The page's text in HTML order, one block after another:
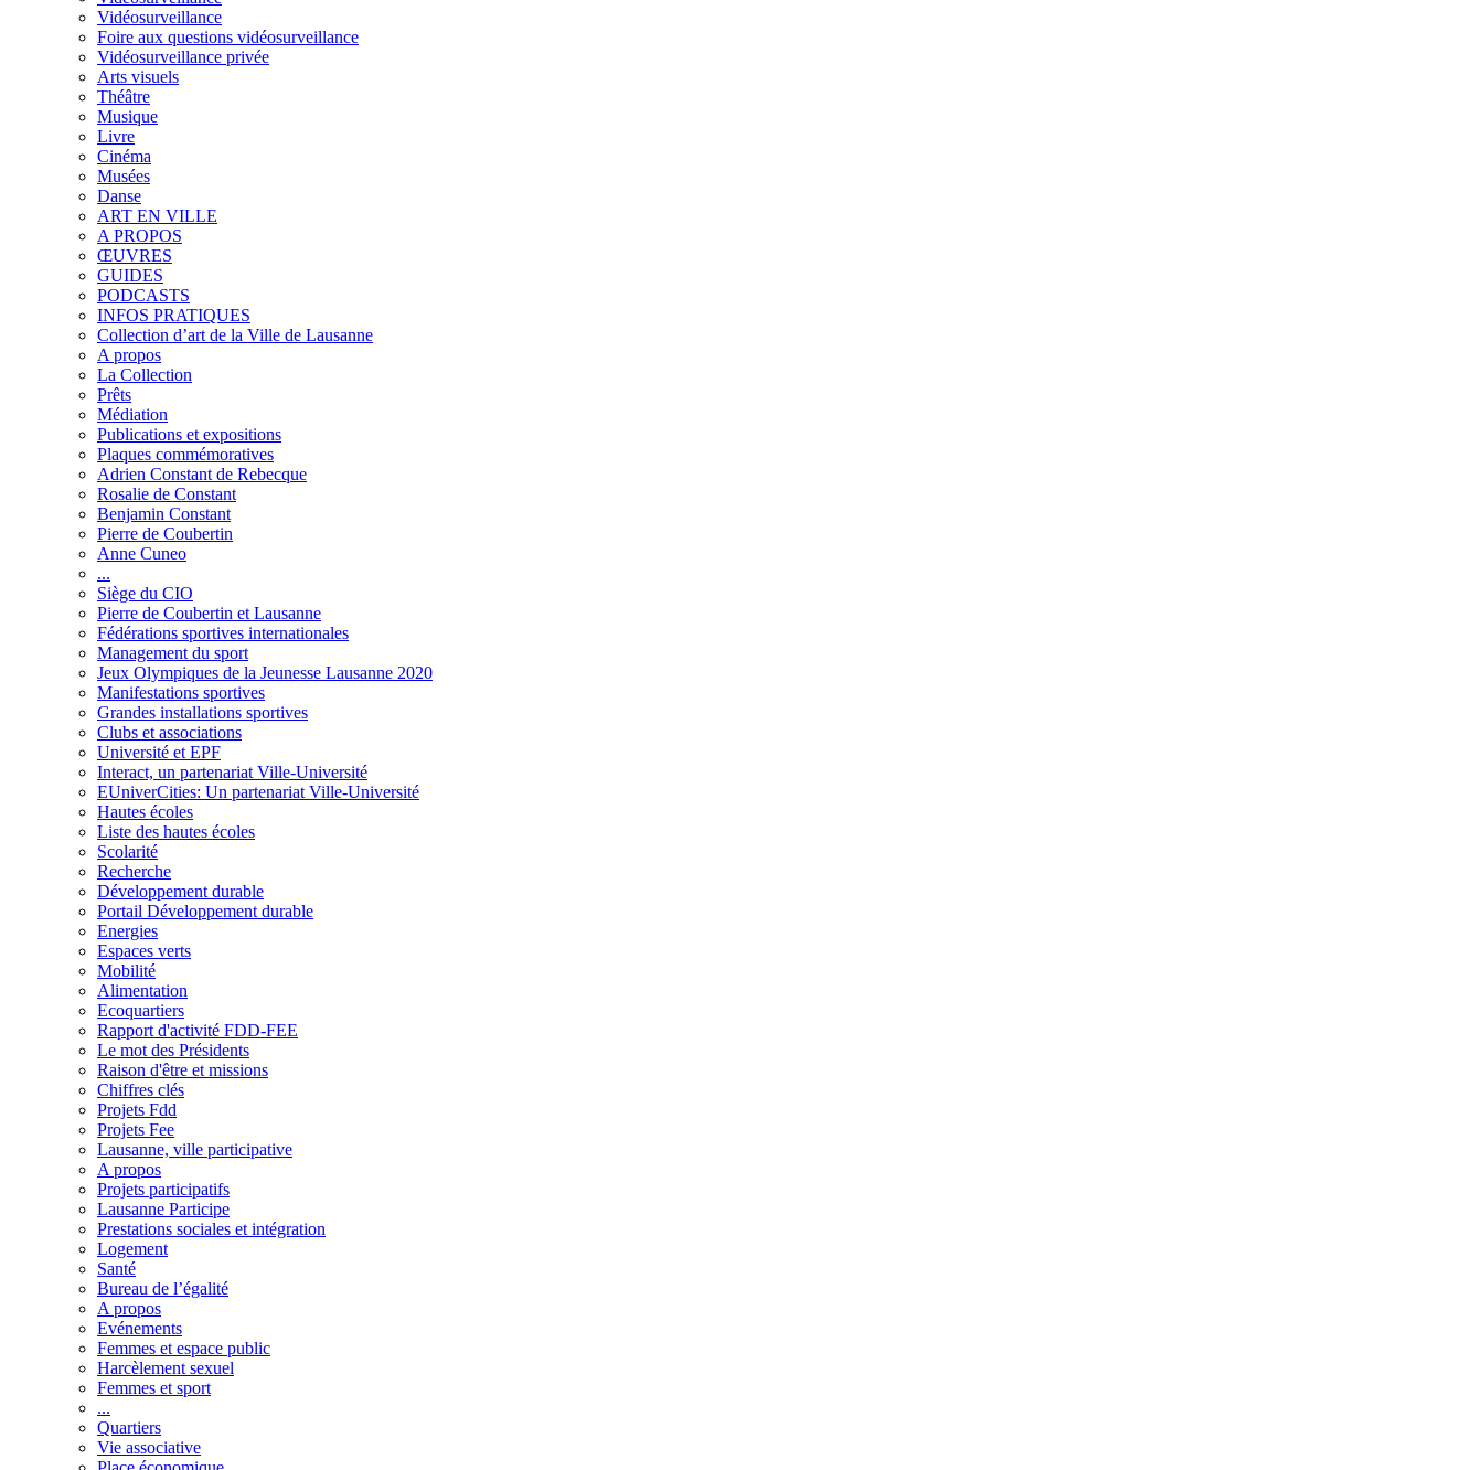
Vidéosurveillance
Foire aux questions vidéosurveillance
Vidéosurveillance privée
Arts visuels
Théâtre
Musique
Livre
Cinéma
Musées
Danse
ART EN VILLE
A PROPOS
ŒUVRES
GUIDES
PODCASTS
INFOS PRATIQUES
Collection d’art de la Ville de Lausanne
A propos
La Collection
Prêts
Médiation
Publications et expositions
Plaques commémoratives
Adrien Constant de Rebecque
Rosalie de Constant
Benjamin Constant
Pierre de Coubertin
Anne Cuneo
...
Siège du CIO
Pierre de Coubertin et Lausanne
Fédérations sportives internationales
Management du sport
Jeux Olympiques de la Jeunesse Lausanne 2020
Manifestations sportives
Grandes installations sportives
Clubs et associations
Université et EPF
Interact, un partenariat Ville-Université
EUniverCities: Un partenariat Ville-Université
Hautes écoles
Liste des hautes écoles
Scolarité
Recherche
Développement durable
Portail Développement durable
Energies
Espaces verts
Mobilité
Alimentation
Ecoquartiers
Rapport d'activité FDD-FEE
Le mot des Présidents
Raison d'être et missions
Chiffres clés
Projets Fdd
Projets Fee
Lausanne, ville participative
A propos
Projets participatifs
Lausanne Participe
Prestations sociales et intégration
Logement
Santé
Bureau de l’égalité
A propos
Evénements
Femmes et espace public
Harcèlement sexuel
Femmes et sport
...
Quartiers
Vie associative